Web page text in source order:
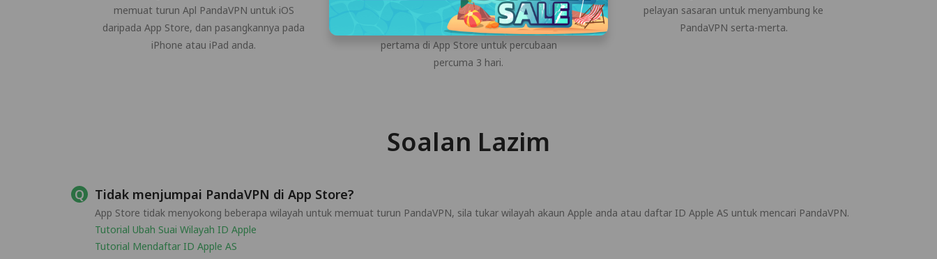
memuat turun Apl PandaVPN untuk iOS
daripada App Store, dan pasangkannya pada
iPhone atau iPad anda.
secara automatik oleh PandaVPN. Muat
turun aplikasi PandaVPN Pro buat kali
pertama di App Store untuk percubaan
percuma 3 hari.
pelayan sasaran untuk menyambung ke
PandaVPN serta-merta.
Soalan Lazim
Tidak menjumpai PandaVPN di App Store?
App Store tidak menyokong beberapa wilayah untuk memuat turun PandaVPN, sila tukar wilayah akaun Apple anda atau daftar ID Apple AS untuk mencari PandaVPN.
Tutorial Ubah Suai Wilayah ID Apple
Tutorial Mendaftar ID Apple AS